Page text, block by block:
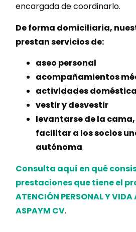
encargada de coordinarlo.
De forma domiciliaria,
prestan servicios de:
aseo personal
acompañamientos
actividades
vestir y desvestir
levantarse de la
facilitar a los socios
autónoma.
Consulta aquí en qué
prestaciones que tiene el
ATENCIÓN PERSONAL Y
ASPAYM CV.